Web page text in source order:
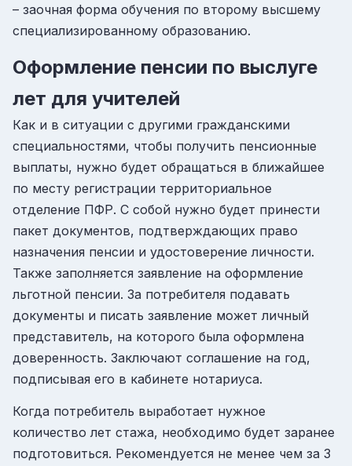
– заочная форма обучения по второму высшему
специализированному образованию.
Оформление пенсии по выслуге
лет для учителей
Как и в ситуации с другими гражданскими
специальностями, чтобы получить пенсионные
выплаты, нужно будет обращаться в ближайшее
по месту регистрации территориальное
отделение ПФР. С собой нужно будет принести
пакет документов, подтверждающих право
назначения пенсии и удостоверение личности.
Также заполняется заявление на оформление
льготной пенсии. За потребителя подавать
документы и писать заявление может личный
представитель, на которого была оформлена
доверенность. Заключают соглашение на год,
подписывая его в кабинете нотариуса.
Когда потребитель выработает нужное
количество лет стажа, необходимо будет заранее
подготовиться. Рекомендуется не менее чем за 3